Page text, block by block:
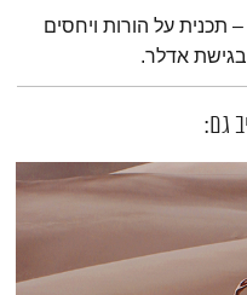
תכנית על הורות ויחסים
אדלר.
גם: